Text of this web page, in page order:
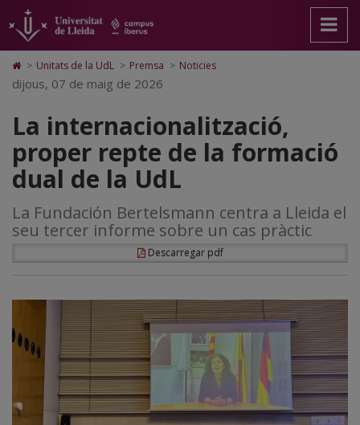
La
internacionalització,
proper
repte
de
la
formació
dual
de
UdL
pàgina
principal.
Universitat
Lleida
contingut
principal
Mapa
Web.
Universitat
Cerca
Accessibilitat.
Universitat
Lleida
Icono
de
Home
a
la
página
de
inicio
> Unitats de la UdL > Premsa > Noticies
dijous, 07 de maig de 2026
La internacionalització,
proper repte de la formació
dual de la UdL
La Fundación Bertelsmann centra a Lleida el
seu tercer informe sobre un cas pràctic
Descarregar pdf